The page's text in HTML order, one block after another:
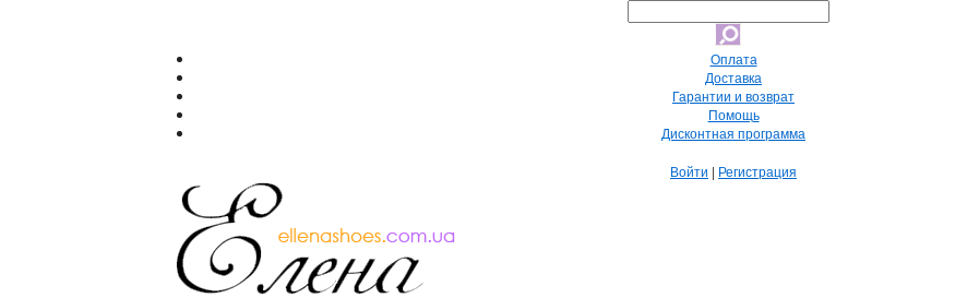
Оплата
Доставка
Гарантии и возврат
Помощь
Дисконтная программа
Войти | Регистрация